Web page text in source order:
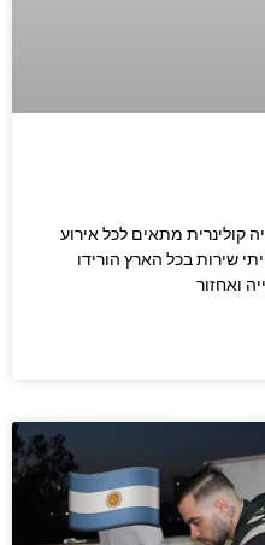
לשף: 053-3524620 חוויה קולינרית מתאים לכל אירוע
שירות בכל הארץ הורידו
ואחזור